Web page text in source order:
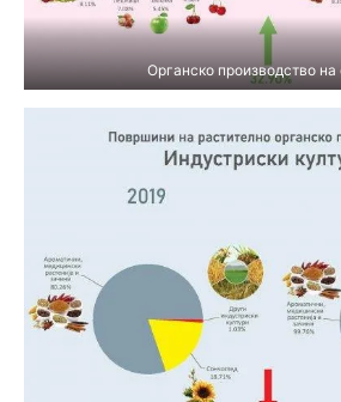
Органско производство на